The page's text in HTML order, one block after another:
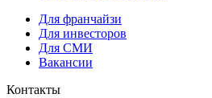
Для франчайзи
Для инвесторов
Для СМИ
Вакансии
Контакты